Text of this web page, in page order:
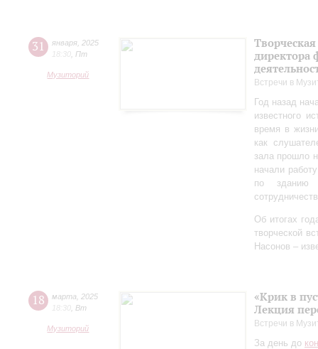
31 января 2025
18:30 Пт
Музиторий
директора
Встречи в
Год назад
известного
время в
как
зала прошло
начали
по зданию
Об итогах
творческой
Насонов –
18 марта
2025
18:30 Вт
Музиторий
«Крик в
Лекция
Встречи в
За день до